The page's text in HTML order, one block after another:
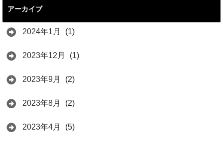
アーカイブ
2024年1月 (1)
2023年12月 (1)
2023年9月 (2)
2023年8月 (2)
2023年4月 (5)